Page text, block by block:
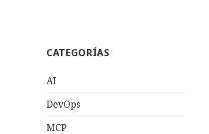
CATEGORÍAS
AI
DevOps
MCP